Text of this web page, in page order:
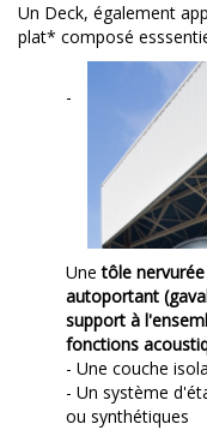
Un Deck, également
plat* composé
-
Unetôle
autoportant
support à
fonctions
- Une couche
- Un système
ou synthétiques